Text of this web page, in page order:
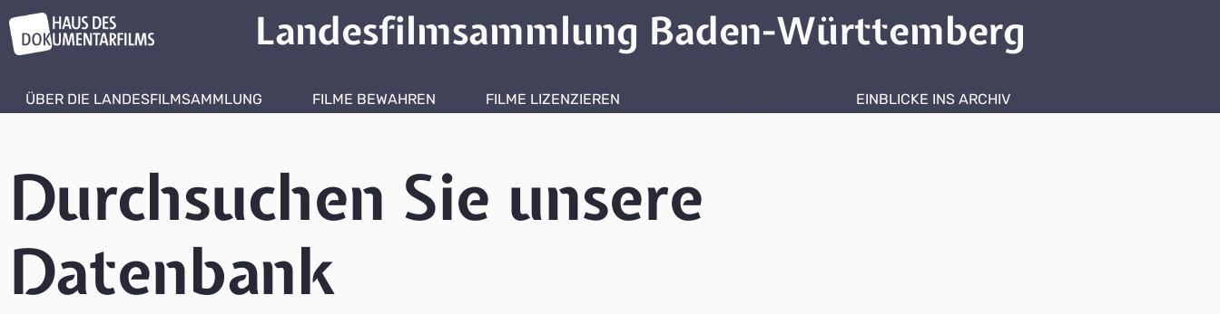
Landesfilmsammlung Baden-Württemberg
ÜBER DIE LANDESFILMSAMMLUNG FILME BEWAHREN FILME LIZENZIEREN EINBLICKE INS ARCHIV
Durchsuchen Sie unsere
Datenbank